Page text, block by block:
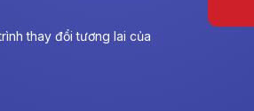
thay đổi tương lai của